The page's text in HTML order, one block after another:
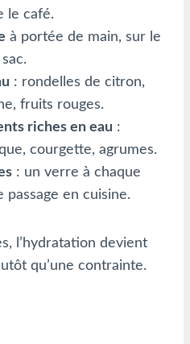
le café.
à portée de main, sur le
: rondelles de citron,
fruits rouges.
riches en eau :
courgette, agrumes.
: un verre à chaque
passage en cuisine.
l’hydratation devient
qu’une contrainte.